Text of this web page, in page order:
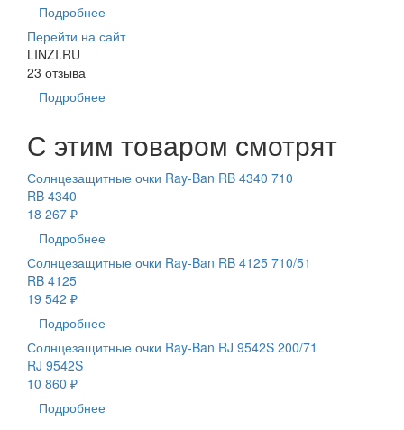
Подробнее
Перейти на сайт
LINZI.RU
23 отзыва
Подробнее
С этим товаром смотрят
Солнцезащитные очки Ray-Ban RB 4340 710
RB 4340
18 267 ₽
Подробнее
Солнцезащитные очки Ray-Ban RB 4125 710/51
RB 4125
19 542 ₽
Подробнее
Солнцезащитные очки Ray-Ban RJ 9542S 200/71
RJ 9542S
10 860 ₽
Подробнее